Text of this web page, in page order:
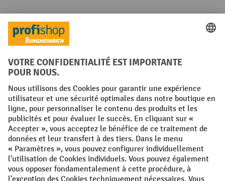
Réseaux sociaux
Facebook
YouTube
LinkedInInstagram
Conditions générales Mentions légales
Protection des Données Politique de cookies
All prices excl. VAT plusshipping costsand possible delivery charges,
if not stated otherwise.
¹ La remise est valable jusqu'à épuisement des stocks. La remise ne
s'applique pas aux prix spéciaux. Il n'est pas possible de le combiner